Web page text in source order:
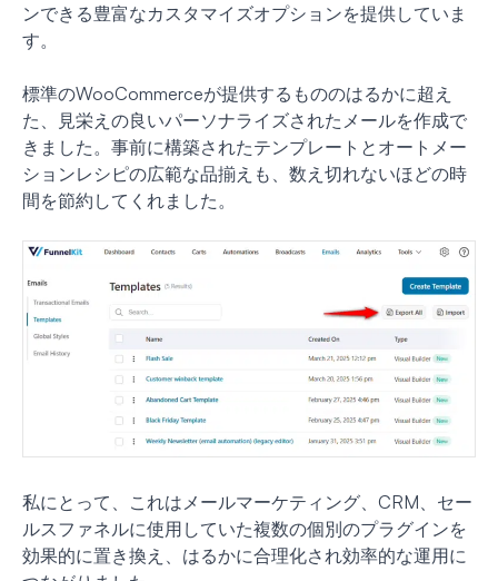
ンできる豊富なカスタマイズオプションを提供していま
す。
標準のWooCommerceが提供するもののはるかに超え
た、見栄えの良いパーソナライズされたメールを作成で
きました。事前に構築されたテンプレートとオートメー
ションレシピの広範な品揃えも、数え切れないほどの時
間を節約してくれました。
私にとって、これはメールマーケティング、CRM、セー
ルスファネルに使用していた複数の個別のプラグインを
効果的に置き換え、はるかに合理化され効率的な運用に